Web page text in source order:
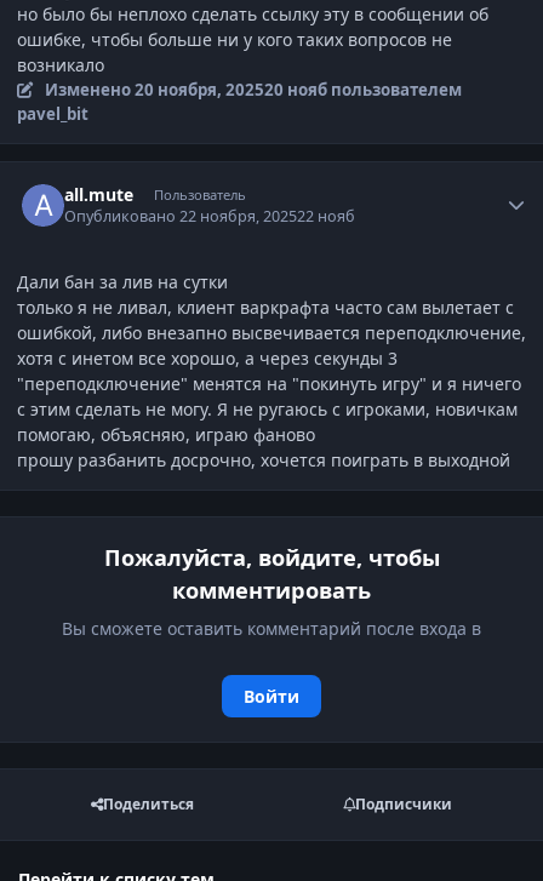
но было бы неплохо сделать ссылку эту в сообщении об
ошибке, чтобы больше ни у кого таких вопросов не
возникало
Изменено20 ноября, 202520 ноябпользователем
pavel_bit
all.mute Пользователь
Опубликовано22 ноября, 202522 нояб
Дали бан за лив на сутки
только я не ливал, клиент варкрафта часто сам вылетает с
ошибкой, либо внезапно высвечивается переподключение,
хотя с инетом все хорошо, а через секунды 3
"переподключение" менятся на "покинуть игру" и я ничего
с этим сделать не могу. Я не ругаюсь с игроками, новичкам
помогаю, объясняю, играю фаново
прошу разбанить досрочно, хочется поиграть в выходной
Пожалуйста, войдите, чтобы
комментировать
Вы сможете оставить комментарий после входа в
Войти
Поделиться Подписчики